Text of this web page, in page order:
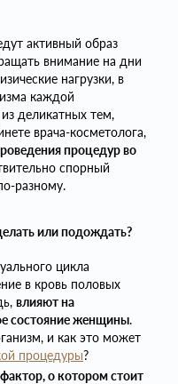
активный образ
внимание на дни
нагрузки, в
каждой
деликатных тем,
врача-косметолога,
процедур во
спорный
разному.
или подождать?
цикла
в кровь половых
влияют на
состояние женщины.
и как это может
процедуры?
о котором стоит